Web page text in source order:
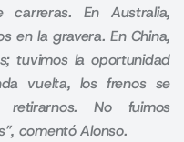
En Australia,
en la gravera. En China,
tuvimos la oportunidad
vuelta, los frenos se
No fuimos
comentó Alonso.